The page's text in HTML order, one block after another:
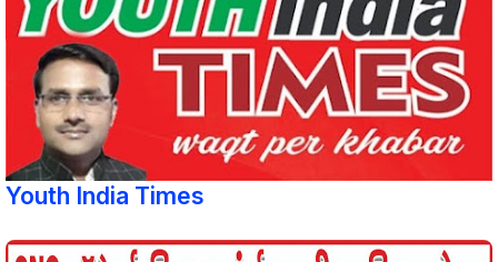
Youth India Times